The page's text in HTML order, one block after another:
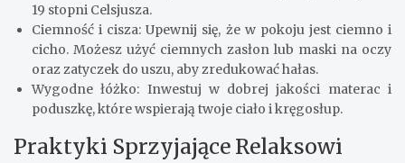
19 stopni Celsjusza.
Ciemność i cisza: Upewnij się, że w pokoju jest ciemno i
cicho. Możesz użyć ciemnych zasłon lub maski na oczy
oraz zatyczek do uszu, aby zredukować hałas.
Wygodne łóżko: Inwestuj w dobrej jakości materac i
poduszkę, które wspierają twoje ciało i kręgosłup.
Praktyki Sprzyjające Relaksowi